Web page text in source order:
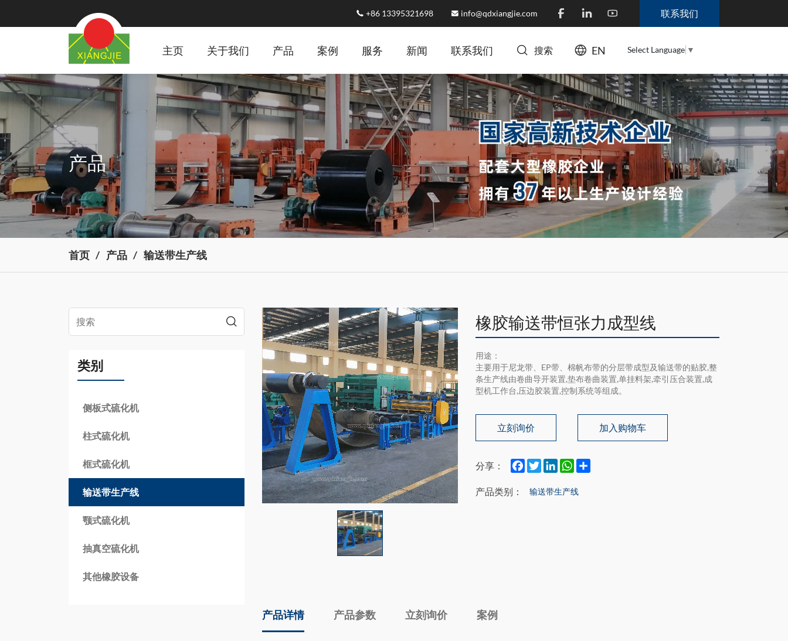
联系我们
+86 13395321698 info@qdxiangjie.com
Select Language ▼
EN
搜索
主页 关于我们 产品 案例 服务 新闻 联系我们
产品
首页 产品 输送带生产线
类别
侧板式硫化机
柱式硫化机
框式硫化机
输送带生产线
颚式硫化机
抽真空硫化机
其他橡胶设备
橡胶输送带恒张力成型线
用途：
主要用于尼龙带、EP带、棉帆布带的分层带成型及输送带的贴胶,整
条生产线由卷曲导开装置,垫布卷曲装置,单挂料架,牵引压合装置,成
型机工作台,压边胶装置,控制系统等组成。
立刻询价 加入购物车
分享： Facebook
TwitterLinkedInWhatsApp
产品类别： 输送带生产线
产品详情 产品参数 立刻询价 案例